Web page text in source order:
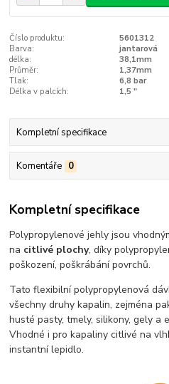
Číslo produktu:
5601312
Barva:
jantarová
délka:
38,1mm
Průměr:
1,37mm
Tlak:
6,8 bar
Délka v palcích:
1,5 "
Kompletní specifikace
Komentáře 0
Kompletní specifikace
Polypropylenové jehly jsou
na citlivé plochy, díky
poškození, poškrábání povrchů.
Tato flexibilní polypropylenová
všechny druhy kapalin, zejména
husté pasty, tmely, silikony, gely a
Vhodné i pro kapaliny citlivé na
instantní lepidlo.